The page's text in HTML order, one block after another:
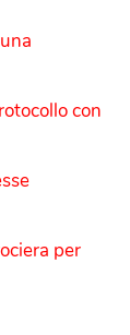
con
per